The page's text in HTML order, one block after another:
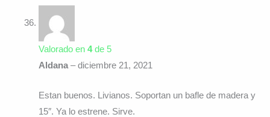
Valorado en 4de 5
Aldana – diciembre 21, 2021
Estan buenos. Livianos. Soportan un bafle de madera y
15″. Ya lo estrene. Sirve.